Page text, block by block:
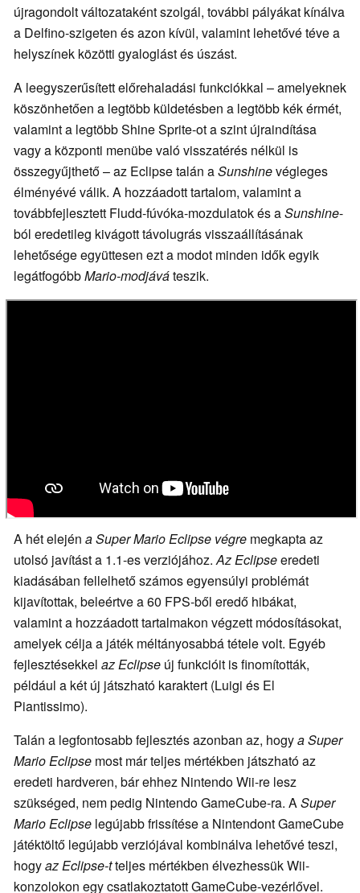
újragondolt változataként szolgál, további pályákat kínálva
a Delfino-szigeten és azon kívül, valamint lehetővé téve a
helyszínek közötti gyaloglást és úszást.
A leegyszerűsített előrehaladási funkciókkal – amelyeknek
köszönhetően a legtöbb küldetésben a legtöbb kék érmét,
valamint a legtöbb Shine Sprite-ot a szint újraindítása
vagy a központi menübe való visszatérés nélkül is
összegyűjthető – az Eclipse talán aSunshinevégleges
élményévé válik. A hozzáadott tartalom, valamint a
továbbfejlesztett Fludd-fúvóka-mozdulatok és aSunshine-
ból eredetileg kivágott távolugrás visszaállításának
lehetősége együttesen ezt a modot minden idők egyik
legátfogóbbMario-modjáváteszik.
A hét elején a Super Mario Eclipse végre megkapta az
utolsó javítást a 1.1-es verziójához.Az Eclipseeredeti
kiadásában fellelhető számos egyensúlyi problémát
kijavítottak, beleértve a 60 FPS-ből eredő hibákat,
valamint a hozzáadott tartalmakon végzett módosításokat,
amelyek célja a játék méltányosabbá tétele volt. Egyéb
fejlesztésekkel az Eclipse új funkcióit is finomították,
például a két új játszható karaktert (Luigi és El
Piantissimo).
Talán a legfontosabb fejlesztés azonban az, hogya Super
Mario Eclipse most már teljes mértékben játszható az
eredeti hardveren, bár ehhez Nintendo Wii-re lesz
szükséged, nem pedig Nintendo GameCube-ra. ASuper
Mario Eclipse legújabb frissítése a Nintendont GameCube
játéktöltő legújabb verziójával kombinálva lehetővé teszi,
hogyaz Eclipse-tteljes mértékben élvezhessük Wii-
konzolokon egy csatlakoztatott GameCube-vezérlővel.